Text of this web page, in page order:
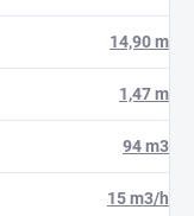
14,90 m
1,47 m
94 m3
15 m3/h